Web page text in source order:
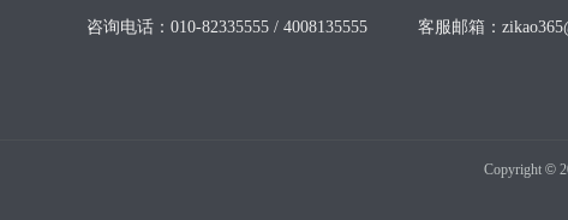
咨询电话：010-82335555 / 4008135555
客服邮箱：
Copyright ©